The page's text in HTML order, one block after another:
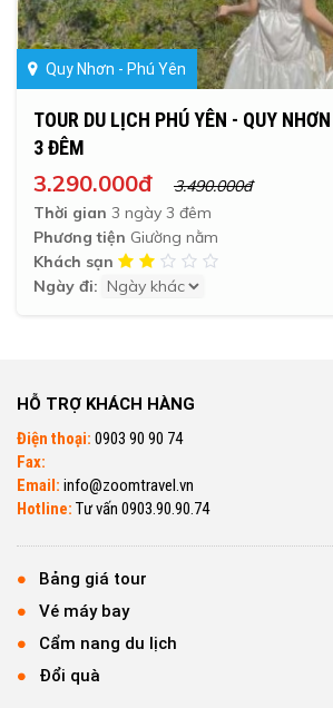
Quy Nhơn - Phú Yên
TOUR DU LỊCH PHÚ YÊN - QUY
3 ĐÊM
3.290.000đ
3.490.000đ
Thời gian 3 ngày 3 đêm
Phương tiện Giường nằm
Khách sạn
Ngày đi:
HỖ TRỢ KHÁCH HÀNG
Điện thoại: 0903 90 90 74
Fax:
Email: info@zoomtravel.vn
Hotline: Tư vấn 0903.90.90.74
Bảng giá tour
Vé máy bay
Cẩm nang du lịch
Đổi quà